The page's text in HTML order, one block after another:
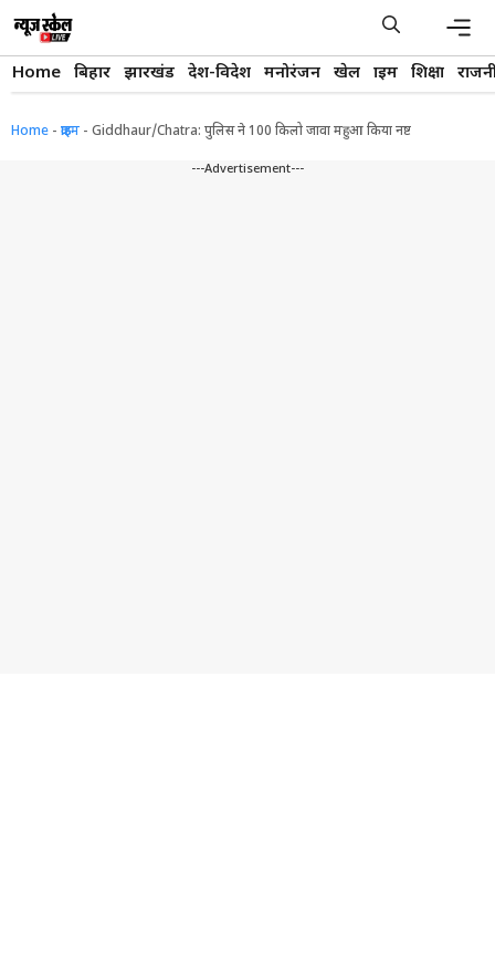
content
Home बिहार झारखंड देश-विदेश मनोरंजन खेल क्राइम शिक्षा
Home - क्राइम - Giddhaur/Chatra: पुलिस ने 100 किलो जावा महुआ किया नष्ट
---Advertisement---